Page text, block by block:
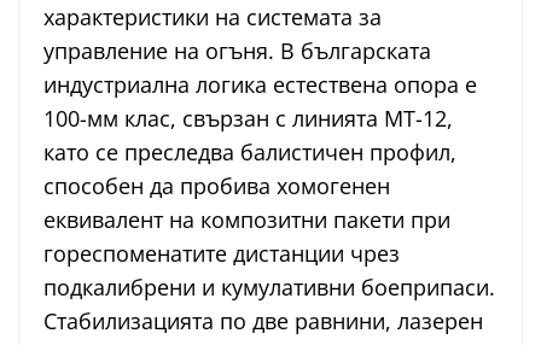
характеристики на системата за
управление на огъня. В българската
индустриална логика естествена опора е
100-мм клас, свързан с линията МТ-12,
като се преследва балистичен профил,
способен да пробива хомогенен
еквивалент на композитни пакети при
гореспоменатите дистанции чрез
подкалибрени и кумулативни боеприпаси.
Стабилизацията по две равнини, лазерен